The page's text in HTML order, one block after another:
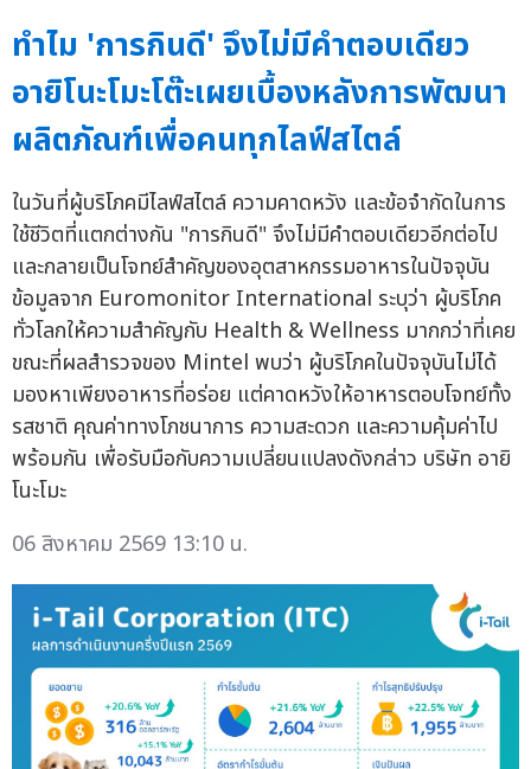
ทำไม 'การกินดี' จึงไม่มีคำตอบเดียว
อายิโนะโมะโต๊ะเผยเบื้องหลังการพัฒนา
ผลิตภัณฑ์เพื่อคนทุกไลฟ์สไตล์
ในวันที่ผู้บริโภคมีไลฟ์สไตล์ ความคาดหวัง และข้อจำกัดในการ
ใช้ชีวิตที่แตกต่างกัน "การกินดี" จึงไม่มีคำตอบเดียวอีกต่อไป
และกลายเป็นโจทย์สำคัญของอุตสาหกรรมอาหารในปัจจุบัน
ข้อมูลจาก Euromonitor International ระบุว่า ผู้บริโภค
ทั่วโลกให้ความสำคัญกับ Health & Wellness มากกว่าที่เคย
ขณะที่ผลสำรวจของ Mintel พบว่า ผู้บริโภคในปัจจุบันไม่ได้
มองหาเพียงอาหารที่อร่อย แต่คาดหวังให้อาหารตอบโจทย์ทั้ง
รสชาติ คุณค่าทางโภชนาการ ความสะดวก และความคุ้มค่าไป
พร้อมกัน เพื่อรับมือกับความเปลี่ยนแปลงดังกล่าว บริษัท อายิ
โนะโมะ
06 สิงหาคม 2569 13:10 น.